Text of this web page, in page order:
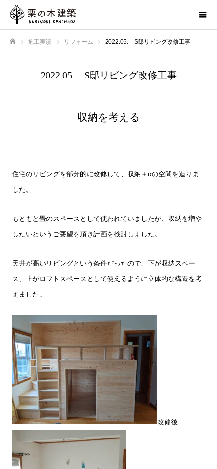
施工実績 リフォーム 2022.05. S邸リビング改修工事
2022.05. S邸リビング改修工事
収納を考える
住宅のリビングを部分的に改修して、収納＋αの空間を造りま
した。
もともと畳のスペースとして使われていましたが、収納を増や
したいというご要望を頂き計画を検討しました。
天井が高いリビングという条件だったので、下が収納スペー
ス、上がロフトスペースとして使えるように立体的な構造を考
えました。
改修後